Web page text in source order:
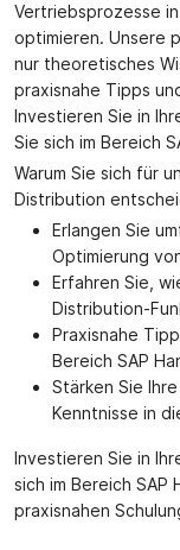
Vertriebsprozesse
optimieren. Unsere
nur theoretisches
praxisnahe Tipps
Investieren Sie in
Sie sich im Bereich
Warum Sie sich für
Distribution
Erlangen Sie
Optimierung
Erfahren Sie,
Distribution-
Praxisnahe
Bereich SAP
Stärken Sie
Kenntnisse in
Investieren Sie in
sich im Bereich SAP
praxisnahen